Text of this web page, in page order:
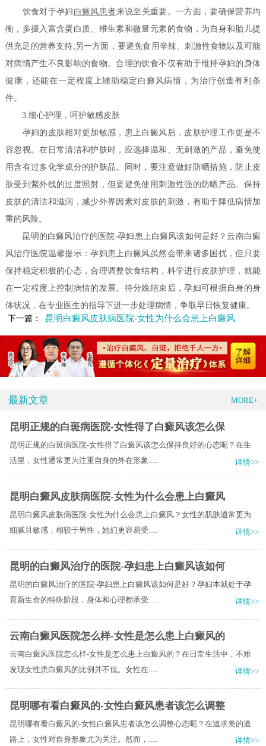
饮食对于孕妇 白癜风患者来说至关重要。一方面，要确保营养均
衡，多摄入富含蛋白质、维生素和微量元素的食物，为自身和胎儿提
供充足的营养支持;另一方面，要避免食用辛辣、刺激性食物以及可能
对病情产生不良影响的食物。合理的饮食不仅有助于维持孕妇的身体
健康，还能在一定程度上辅助稳定白癜风病情，为治疗创造有利条
件。
3.细心护理，呵护敏感皮肤
孕妇的皮肤相对更加敏感，患上白癜风后，皮肤护理工作更是不
容忽视。在日常清洁和护肤时，应选择温和、无刺激的产品，避免使
用含有过多化学成分的护肤品。同时，要注意做好防晒措施，防止皮
肤受到紫外线的过度照射，但要避免使用刺激性强的防晒产品。保持
皮肤的清洁和滋润，减少外界因素对皮肤的刺激，有助于降低病情加
重的风险。
昆明的白癜风治疗的医院-孕妇患上白癜风该如何是好？云南白癜
风治疗医院温馨提示：孕妇患上白癜风虽然会带来诸多困扰，但只要
保持稳定积极的心态，合理调整饮食结构，科学进行皮肤护理，就能
在一定程度上控制病情的发展。待分娩结束后，孕妇可根据自身的身
体状况，在专业医生的指导下进一步处理病情，争取早日恢复健康。
下一篇：
昆明白癜风皮肤病医院-女性为什么会患上白癜风
最新文章 MORE+
昆明正规的白斑病医院-女性得了白癜风该怎么保
昆明正规的白斑病医院-女性得了白癜风该怎么保持良好的心态呢？在生
活里，女性通常更为注重自身的外在形象.....
详情>>
昆明白癜风皮肤病医院-女性为什么会患上白癜风
昆明白癜风皮肤病医院-女性为什么会患上白癜风？女性的肌肤通常更为
细腻且敏感，相较于男性，她们更容易受.....
详情>>
昆明的白癜风治疗的医院-孕妇患上白癜风该如何
昆明的白癜风治疗的医院-孕妇患上白癜风该如何是好？孕妇本就处于孕
育新生命的特殊阶段，身体和心理都承受.....
详情>>
云南白癜风医院怎么样-女性是怎么患上白癜风的
云南白癜风医院怎么样-女性是怎么患上白癜风的？在日常生活中，不难
发现女性患白癜风的比例并不低。女性在.....
详情>>
昆明哪有看白癜风的-女性白癜风患者该怎么调整
昆明哪有看白癜风的-女性白癜风患者该怎么调整心态呢？在追求美的道
路上，女性对自身形象尤为关注。然而，.....
详情>>